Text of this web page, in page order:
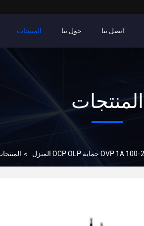
المنتجات حول بنا اتصل بنا
المنتجات
المنزل >